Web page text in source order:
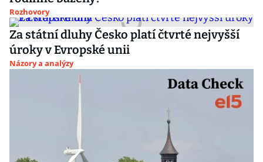
Rozhovory
Za státní dluhy Česko platí čtvrté nejvyšší
úroky v Evropské unii
Názory a analýzy